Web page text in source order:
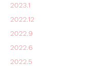
2023.1
2022.12
2022.9
2022.6
2022.5